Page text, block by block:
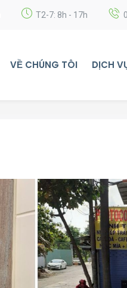
T2-7: 8h - 17h
VỀ CHÚNG TÔI DỊCH